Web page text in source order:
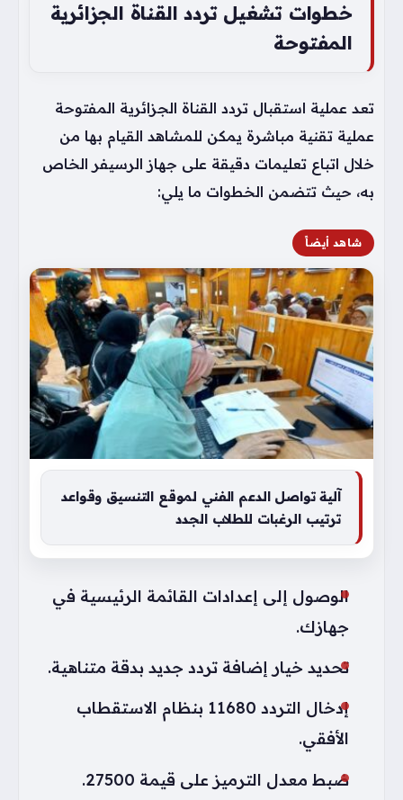
خطوات تشغيل تردد القناة الجزائرية
المفتوحة
تعد عملية استقبال تردد القناة الجزائرية المفتوحة
عملية تقنية مباشرة يمكن للمشاهد القيام بها من
خلال اتباع تعليمات دقيقة على جهاز الرسيفر الخاص
به، حيث تتضمن الخطوات ما يلي:
شاهد أيضاً
آلية تواصل الدعم الفني لموقع التنسيق وقواعد
ترتيب الرغبات للطلاب الجدد
الوصول إلى إعدادات القائمة الرئيسية في
جهازك.
تحديد خيار إضافة تردد جديد بدقة متناهية.
إدخال التردد 11680 بنظام الاستقطاب
الأفقي.
ضبط معدل الترميز على قيمة 27500.